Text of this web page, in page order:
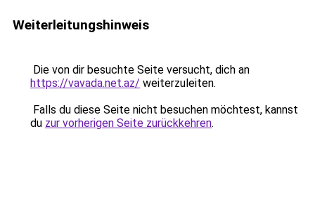
Weiterleitungshinweis
Die von dir besuchte Seite versucht, dich an
https://vavada.net.az/ weiterzuleiten.
Falls du diese Seite nicht besuchen möchtest, kannst
du zur vorherigen Seite zurückkehren.